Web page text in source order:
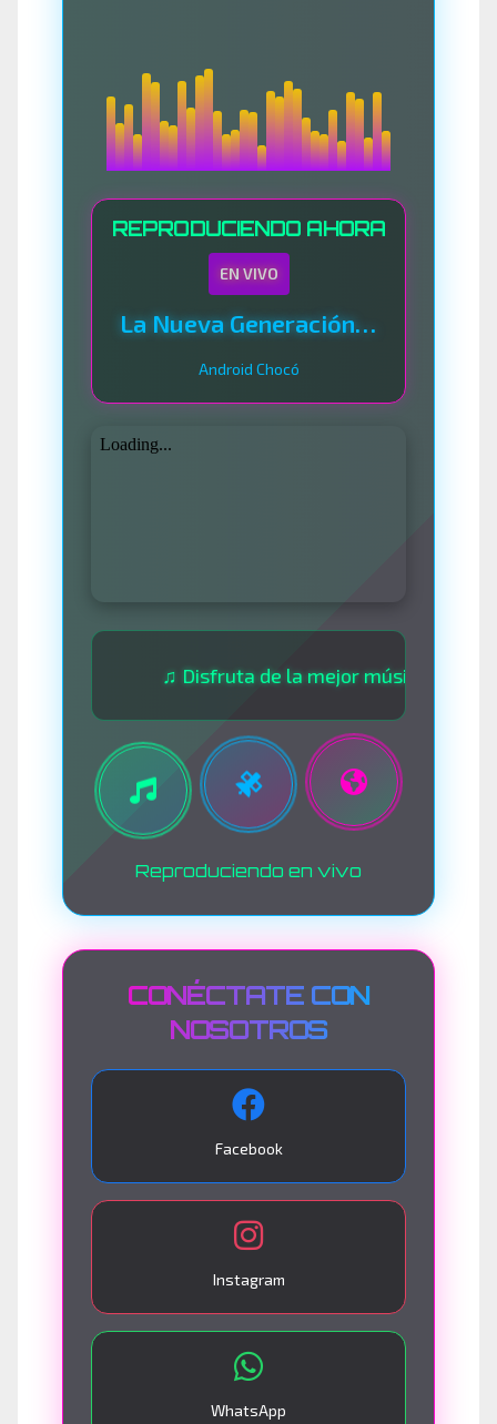
REPRODUCIENDO AHORA
EN VIVO
La Nueva Generación Del Sistema
Android Chocó
♫ Disfruta de la mejor música las 24 horas
Reproduciendo en vivo
CONÉCTATE CON
NOSOTROS
Facebook
Instagram
WhatsApp